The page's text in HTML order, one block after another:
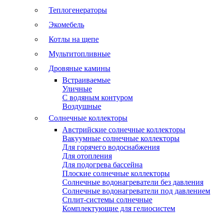
Теплогенераторы
Экомебель
Котлы на щепе
Мультитопливные
Дровяные камины
Встраиваемые
Уличные
С водяным контуром
Воздушные
Солнечные коллекторы
Австрийские солнечные коллекторы
Вакуумные солнечные коллекторы
Для горячего водоснабжения
Для отопления
Для подогрева бассейна
Плоские солнечные коллекторы
Солнечные водонагреватели без давления
Солнечные водонагреватели под давлением
Сплит-системы солнечные
Комплектующие для гелиосистем